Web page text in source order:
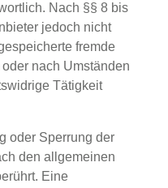
Nach §§ 8 bis
jedoch nicht
fremde
nach Umständen
Tätigkeit
oder Sperrung der
den allgemeinen
Eine